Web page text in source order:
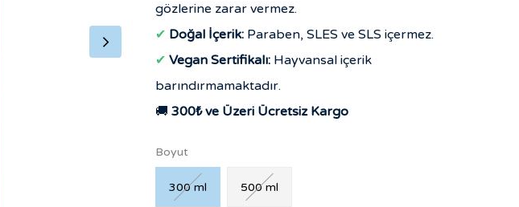
gözlerine zarar vermez.
✔ Doğal İçerik: Paraben, SLES ve SLS içermez.
✔ Vegan Sertifikalı: Hayvansal içerik
barındırmamaktadır.
🚚 300₺ ve Üzeri Ücretsiz Kargo
Boyut
300 ml 500 ml